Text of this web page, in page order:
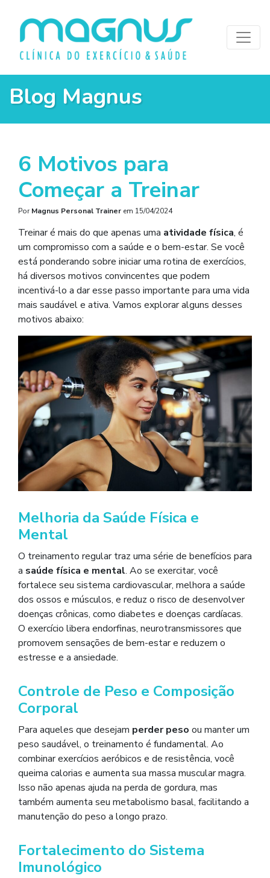
Blog Magnus
6 Motivos para
Começar a Treinar
PorMagnus Personal Trainer em 15/04/2024
Treinar é mais do que apenas uma atividade física, é
um compromisso com a saúde e o bem-estar. Se você
está ponderando sobre iniciar uma rotina de exercícios,
há diversos motivos convincentes que podem
incentivá-lo a dar esse passo importante para uma vida
mais saudável e ativa. Vamos explorar alguns desses
motivos abaixo:
Melhoria da Saúde Física e
Mental
O treinamento regular traz uma série de benefícios para
a saúde física e mental. Ao se exercitar, você
fortalece seu sistema cardiovascular, melhora a saúde
dos ossos e músculos, e reduz o risco de desenvolver
doenças crônicas, como diabetes e doenças cardíacas.
O exercício libera endorfinas, neurotransmissores que
promovem sensações de bem-estar e reduzem o
estresse e a ansiedade.
Controle de Peso e Composição
Corporal
Para aqueles que desejam perder peso ou manter um
peso saudável, o treinamento é fundamental. Ao
combinar exercícios aeróbicos e de resistência, você
queima calorias e aumenta sua massa muscular magra.
Isso não apenas ajuda na perda de gordura, mas
também aumenta seu metabolismo basal, facilitando a
manutenção do peso a longo prazo.
Fortalecimento do Sistema
Imunológico